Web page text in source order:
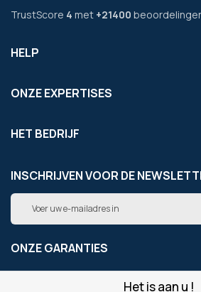
Het is aan u !
TrustScore 4 met +21400
HELP
ONZE EXPERTISES
HET BEDRIJF
INSCHRIJVEN VOOR DE
Abonneer
op
onze
nieuwsbrief
ONZE GARANTIES